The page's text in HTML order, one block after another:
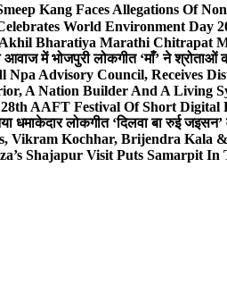
Kang Faces Allegations Of
World Environment Day
Bharatiya Marathi Chitrapat
आवाज में भोजपुरी लोकगीत ‘माँ’ ने श्रोताओं
Advisory Council, Receives
A Nation Builder And A Living
AAFT Festival Of Short Digital
धमाकेदार लोकगीत ‘दिलवा बा रुई जइसन’
Vikram Kochhar, Brijendra Kala
Shajapur Visit Puts Samarpit In